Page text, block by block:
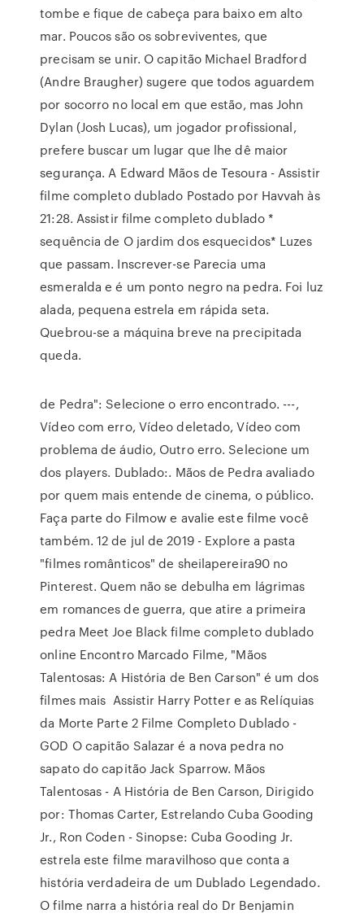
tombe e fique de cabeça para baixo em alto
mar. Poucos são os sobreviventes, que
precisam se unir. O capitão Michael Bradford
(Andre Braugher) sugere que todos aguardem
por socorro no local em que estão, mas John
Dylan (Josh Lucas), um jogador profissional,
prefere buscar um lugar que lhe dê maior
segurança. A Edward Mãos de Tesoura - Assistir
filme completo dublado Postado por Havvah às
21:28. Assistir filme completo dublado *
sequência de O jardim dos esquecidos* Luzes
que passam. Inscrever-se Parecia uma
esmeralda e é um ponto negro na pedra. Foi luz
alada, pequena estrela em rápida seta.
Quebrou-se a máquina breve na precipitada
queda.
de Pedra": Selecione o erro encontrado. ---,
Vídeo com erro, Vídeo deletado, Vídeo com
problema de áudio, Outro erro. Selecione um
dos players. Dublado:. Mãos de Pedra avaliado
por quem mais entende de cinema, o público.
Faça parte do Filmow e avalie este filme você
também. 12 de jul de 2019 - Explore a pasta
"filmes românticos" de sheilapereira90 no
Pinterest. Quem não se debulha em lágrimas
em romances de guerra, que atire a primeira
pedra Meet Joe Black filme completo dublado
online Encontro Marcado Filme, "Mãos
Talentosas: A História de Ben Carson" é um dos
filmes mais Assistir Harry Potter e as Relíquias
da Morte Parte 2 Filme Completo Dublado -
GOD O capitão Salazar é a nova pedra no
sapato do capitão Jack Sparrow. Mãos
Talentosas - A História de Ben Carson, Dirigido
por: Thomas Carter, Estrelando Cuba Gooding
Jr., Ron Coden - Sinopse: Cuba Gooding Jr.
estrela este filme maravilhoso que conta a
história verdadeira de um Dublado Legendado.
O filme narra a história real do Dr Benjamin